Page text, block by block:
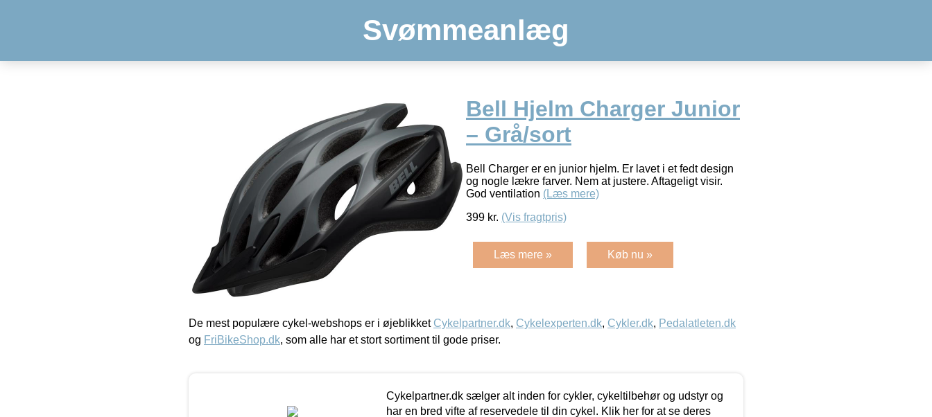
Svømmeanlæg
Bell Hjelm Charger Junior
– Grå/sort
Bell Charger er en junior hjelm. Er lavet i et fedt design
og nogle lækre farver. Nem at justere. Aftageligt visir.
God ventilation (Læs mere)
399 kr. (Vis fragtpris)
Læs mere » Køb nu »
De mest populære cykel-webshops er i øjeblikket Cykelpartner.dk, Cykelexperten.dk, Cykler.dk, Pedalatleten.dk
og FriBikeShop.dk, som alle har et stort sortiment til gode priser.
Cykelpartner.dk sælger alt inden for cykler, cykeltilbehør og udstyr og
har en bred vifte af reservedele til din cykel. Klik her for at se deres